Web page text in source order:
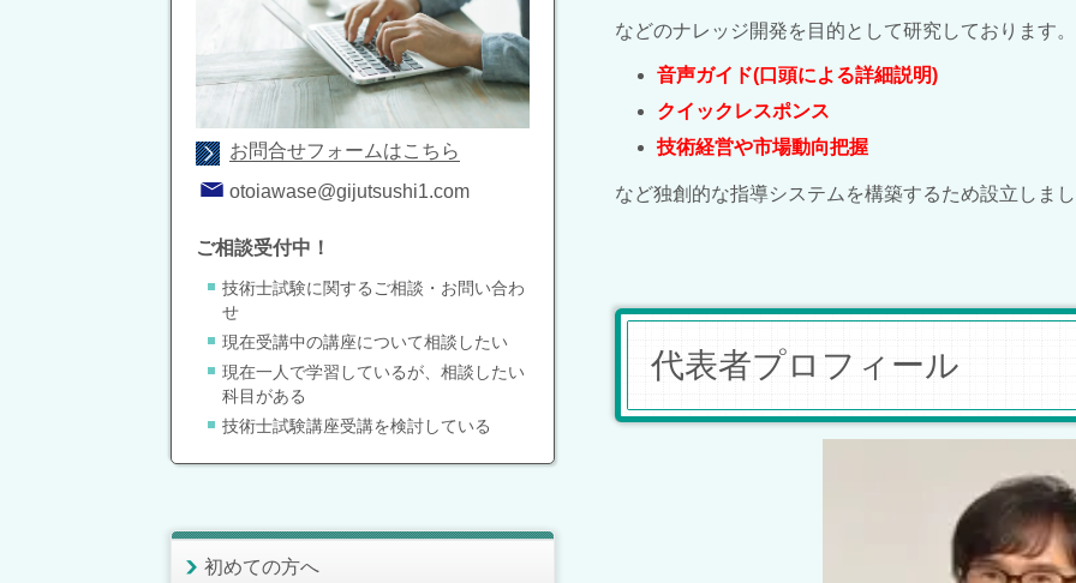
などのナレッジ開発を目的として研究しております
音声ガイド(口頭による詳細説明)
クイックレスポンス
技術経営や市場動向把握
など独創的な指導システムを構築するため設立しま
代表者プロフィール
お問合せフォームはこちら
otoiawase@gijutsushi1.com
ご相談受付中！
技術士試験に関するご相談・お問い合わ
せ
現在受講中の講座について相談したい
現在一人で学習しているが、相談したい
科目がある
技術士試験講座受講を検討している
初めての方へ